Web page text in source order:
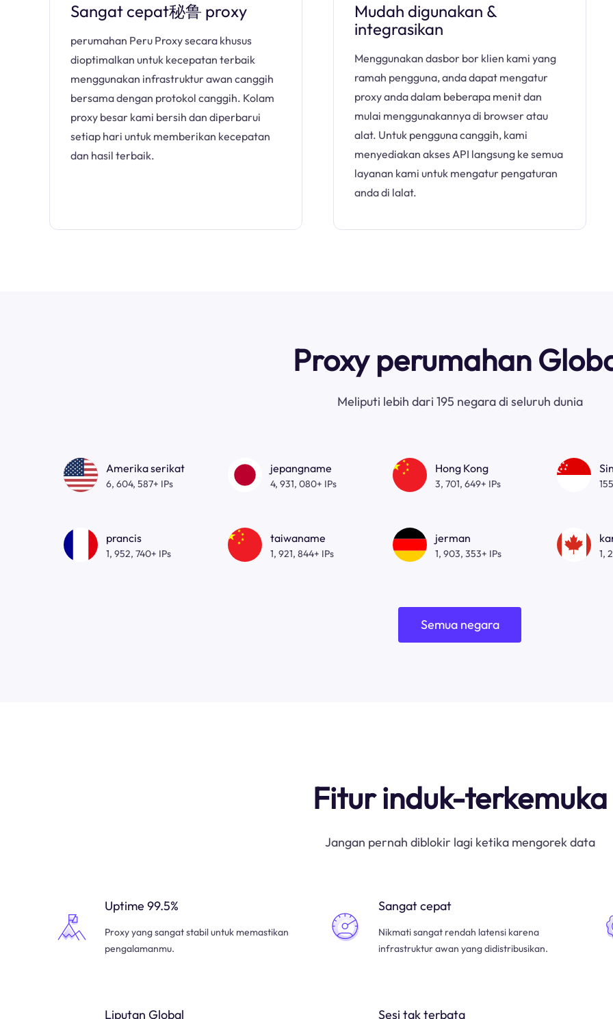
Sangat cepat秘鲁 proxy
perumahan Peru Proxy secara khusus
dioptimalkan untuk kecepatan terbaik
menggunakan infrastruktur awan canggih
bersama dengan protokol canggih. Kolam
proxy besar kami bersih dan diperbarui
setiap hari untuk memberikan kecepatan
dan hasil terbaik.
Mudah digunakan &
integrasikan
Menggunakan dasbor bor klien kami yang
ramah pengguna, anda dapat mengatur
proxy anda dalam beberapa menit dan
mulai menggunakannya di browser atau
alat. Untuk pengguna canggih, kami
menyediakan akses API langsung ke semua
layanan kami untuk mengatur pengaturan
anda di lalat.
Proxy perumahan
Meliputi lebih dari 195 negara di seluruh dunia
Amerika serikat
6, 604, 587+ IPs
jepangname
4, 931, 080+ IPs
Hong Kong
3, 701, 649+ IPs
prancis
1, 952, 740+ IPs
taiwaname
1, 921, 844+ IPs
jerman
1, 903, 353+ IPs 1,
Semua negara
Fitur induk-terkemuka
Jangan pernah diblokir lagi ketika mengorek data
Uptime 99.5%
Proxy yang sangat stabil untuk memastikan
pengalamanmu.
Sangat cepat
Nikmati sangat rendah latensi karena
infrastruktur awan yang didistribusikan.
Liputan Global Sesi tak terbata